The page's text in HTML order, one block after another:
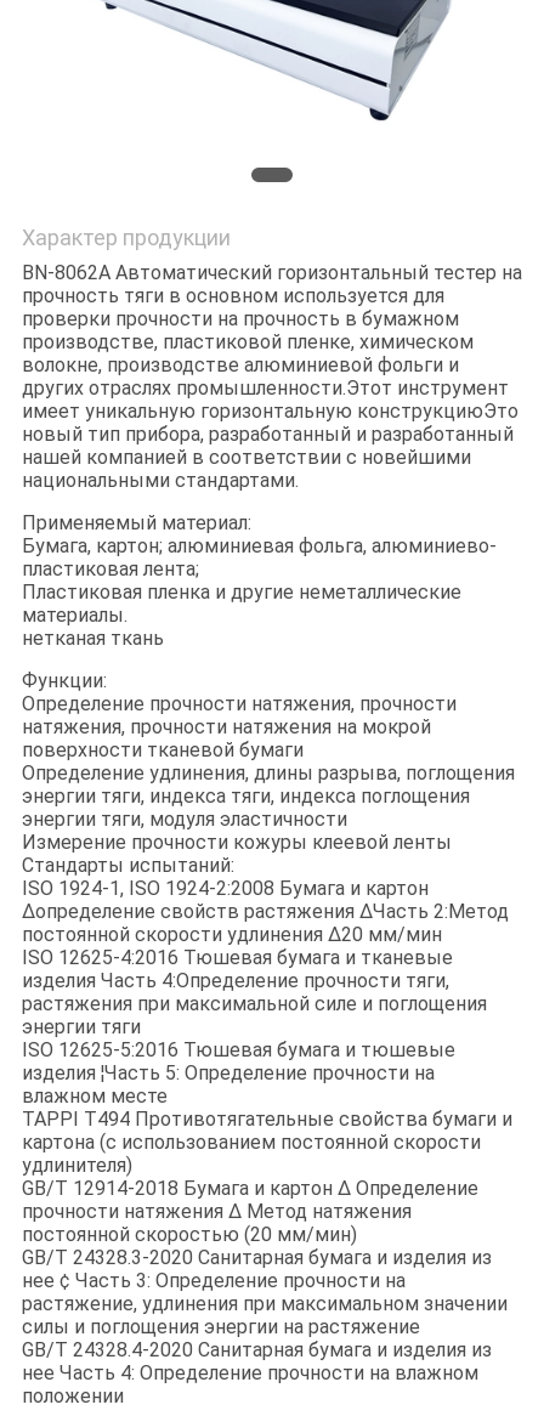
Характер продукции
BN-8062A Автоматический горизонтальный тестер на
прочность тяги в основном используется для
проверки прочности на прочность в бумажном
производстве, пластиковой пленке, химическом
волокне, производстве алюминиевой фольги и
других отраслях промышленности.Этот инструмент
имеет уникальную горизонтальную конструкциюЭто
новый тип прибора, разработанный и разработанный
нашей компанией в соответствии с новейшими
национальными стандартами.
Применяемый материал:
Бумага, картон; алюминиевая фольга, алюминиево-
пластиковая лента;
Пластиковая пленка и другие неметаллические
материалы.
нетканая ткань
Функции:
Определение прочности натяжения, прочности
натяжения, прочности натяжения на мокрой
поверхности тканевой бумаги
Определение удлинения, длины разрыва, поглощения
энергии тяги, индекса тяги, индекса поглощения
энергии тяги, модуля эластичности
Измерение прочности кожуры клеевой ленты
Стандарты испытаний:
ISO 1924-1, ISO 1924-2:2008 Бумага и картон
∆определение свойств растяжения ∆Часть 2:Метод
постоянной скорости удлинения ∆20 мм/мин
ISO 12625-4:2016 Тюшевая бумага и тканевые
изделия Часть 4:Определение прочности тяги,
растяжения при максимальной силе и поглощения
энергии тяги
ISO 12625-5:2016 Тюшевая бумага и тюшевые
изделия ¦Часть 5: Определение прочности на
влажном месте
TAPPI T494 Противотягательные свойства бумаги и
картона (с использованием постоянной скорости
удлинителя)
GB/T 12914-2018 Бумага и картон ∆ Определение
прочности натяжения ∆ Метод натяжения
постоянной скоростью (20 мм/мин)
GB/T 24328.3-2020 Санитарная бумага и изделия из
нее ¢ Часть 3: Определение прочности на
растяжение, удлинения при максимальном значении
силы и поглощения энергии на растяжение
GB/T 24328.4-2020 Санитарная бумага и изделия из
нее Часть 4: Определение прочности на влажном
положении